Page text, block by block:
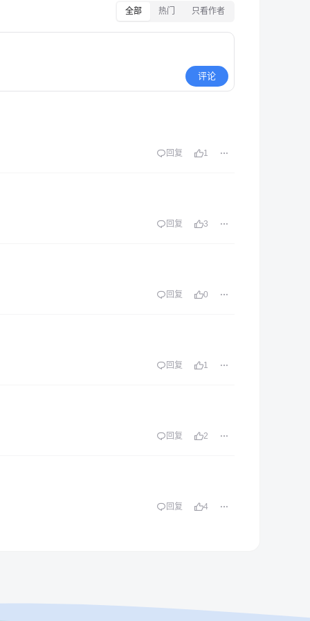
全部 热门 只看作者
评论
回复 1
回复 3
回复 0
回复 1
回复 2
回复 4